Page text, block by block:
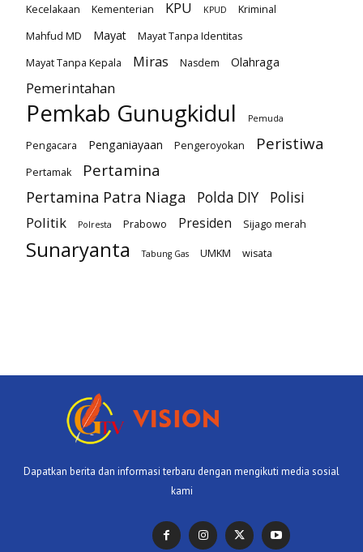
Kecelakaan
Kementerian KPU KPUD
Kriminal
Mahfud MD
Mayat
Mayat Tanpa Identitas
Mayat Tanpa Kepala
Miras Nasdem Olahraga
Pemerintahan
Pemkab Gunugkidul Pemuda
Pengacara Penganiayaan Pengeroyokan Peristiwa
Pertamak Pertamina
Pertamina Patra Niaga Polda DIY
Polisi
Politik
Polresta Prabowo Presiden Sijago merah
Sunaryanta Tabung Gas UMKM wisata
Dapatkan berita dan informasi terbaru dengan mengikuti media sosial
kami